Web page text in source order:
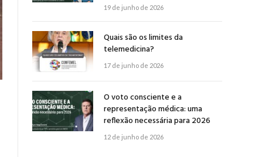
19 de junho de 2026
Quais são os limites da
telemedicina?
17 de junho de 2026
O voto consciente e a
representação médica: uma
reflexão necessária para 2026
12 de junho de 2026